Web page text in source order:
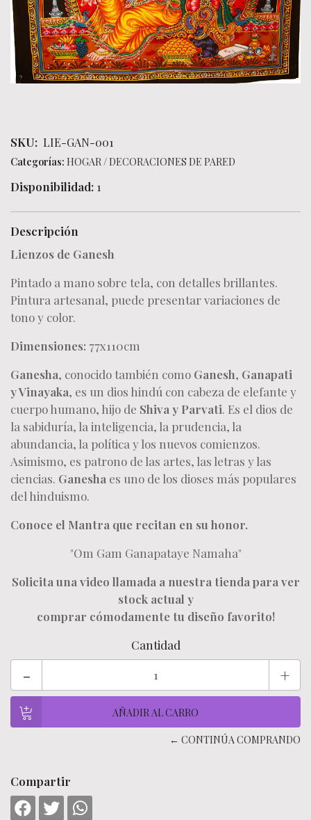
SKU: LIE-GAN-001
Categorías: HOGAR/DECORACIONES DE PARED
Disponibilidad: 1
Descripción
Lienzos de Ganesh
Pintado a mano sobre tela, con detalles brillantes.
Pintura artesanal, puede presentar variaciones de
tono y color.
Dimensiones: 77x110cm
Ganesha, conocido también como Ganesh, Ganapati
y Vinayaka, es un dios hindú con cabeza de elefante y
cuerpo humano, hijo de Shiva y Parvati. Es el dios de
la sabiduría, la inteligencia, la prudencia, la
abundancia, la política y los nuevos comienzos.
Asimismo, es patrono de las artes, las letras y las
ciencias. Ganesha es uno de los dioses más populares
del hinduismo.
Conoce el Mantra que recitan en su honor.
"Om Gam Ganapataye Namaha"
Solicita una video llamada a nuestra tienda para ver
stock actual y
comprar cómodamente tu diseño favorito!
Cantidad
- +
← CONTINÚA COMPRANDO
Compartir